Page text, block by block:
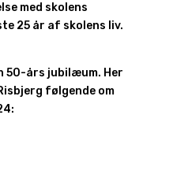
med skolens
25 år af skolens liv.
50-års jubilæum. Her
følgende om